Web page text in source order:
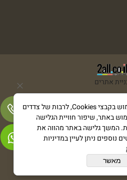
אתרים
לידיעתך, באתרנו נעשה שימוש בקבצי Cookies, לרבות של צדדים
באתר, שיפור חוויית הגלישה
המשך גלישה באתר מהווה את
ניתן לעיין במדיניות
מאשר